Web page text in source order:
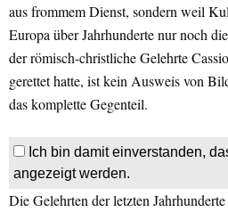
aus frommem Dienst, sondern weil
Europa über Jahrhunderte nur noch
der römisch-christliche Gelehrte
gerettet hatte, ist kein Ausweis von
das komplette Gegenteil.
Ich bin damit einverstanden,
angezeigt werden.
Die Gelehrten der letzten